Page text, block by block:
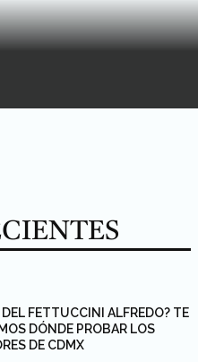
DEL FETTUCCINI ALFREDO? TE
DÓNDE PROBAR LOS
DE CDMX